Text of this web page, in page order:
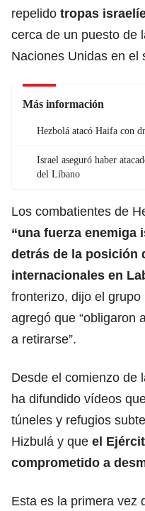
repelido tropas
cerca de un puesto de
Naciones Unidas en el
Más información
Hezbolá atacó Haifa con
Israel aseguró haber
del Líbano
Los combatientes de
“una fuerza enemiga
detrás de la posición
internacionales en
fronterizo, dijo el
agregó que “obligaron
a retirarse”.
Desde el comienzo de
ha difundido vídeos
túneles y refugios
Hizbulá y que el
comprometido a
Esta es la primera vez